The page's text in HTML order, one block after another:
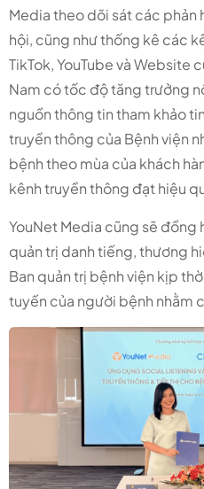
Media theo dõi sát các phản
hội, cũng như thống kê các
TikTok, YouTube và Website
Nam có tốc độ tăng trưởng
nguồn thông tin tham khảo
truyền thông của Bệnh viện
bệnh theo mùa của khách
kênh truyền thông đạt hiệu
YouNet Media cũng sẽ đồng
quản trị danh tiếng, thương
Ban quản trị bệnh viện kịp
tuyến của người bệnh nhằm